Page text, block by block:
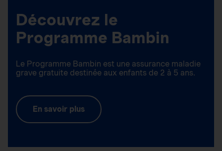
Découvrez le
Programme Bambin
Le Programme Bambin est une assurance maladie
grave gratuite destinée aux enfants de 2 à 5 ans.
En savoir plus